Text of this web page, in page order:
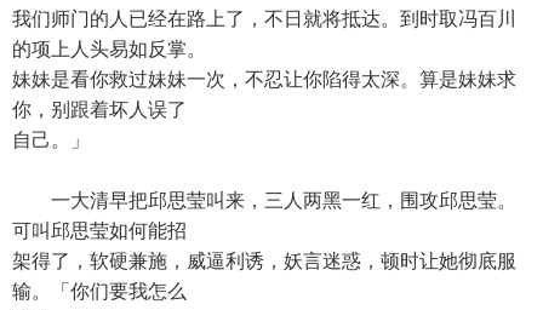
我们师门的人已经在路上了，不日就将抵达。到时取冯百川
的项上人头易如反掌。
妹妹是看你救过妹妹一次，不忍让你陷得太深。算是妹妹求
你，别跟着坏人误了
自己。」
一大清早把邱思莹叫来，三人两黑一红，围攻邱思莹。
可叫邱思莹如何能招
架得了，软硬兼施，威逼利诱，妖言迷惑，顿时让她彻底服
输。「你们要我怎么